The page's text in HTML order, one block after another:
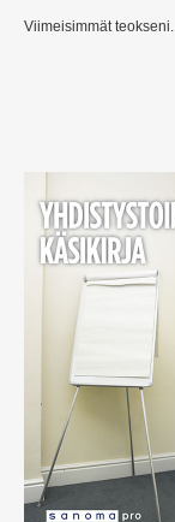
Viimeisimmät teokseni.